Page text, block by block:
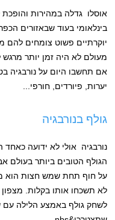
אוסלו גדלה במהירות והופכת
בינלאומי בעוד שבאזורים
יוקרתיים פשוט צומחים להם
מעולם לא היה זמן יותר מרגש
אם תחשבו היום על נורבגיה
יערות, פיורדים, חורפי...
גולף בנורבגיה
נורבגיה אולי לא ידועה כאחד
הגולף הטובים ביותר בעולם
על חוף תחת שמש חצות הוא
לא תשכחו אותו בקלות. מצפון
לשחק גולף באמצע הלילה עם